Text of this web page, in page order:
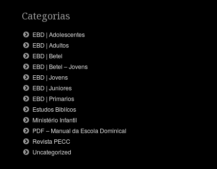
Categorias
EBD | Adolescentes
EBD | Adultos
EBD | Betel
EBD | Betel – Jovens
EBD | Jovens
EBD | Juniores
EBD | Primarios
Estudos Biblícos
Ministério Infantil
PDF – Manual da Escola Dominical
Revista PECC
Uncategorized